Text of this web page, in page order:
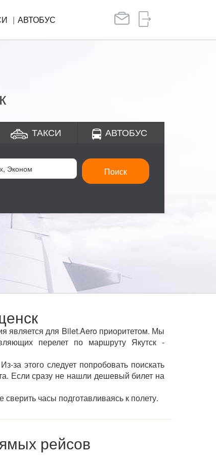
АВТОБУС
ТАКСИ АВТОБУС
Поиск
является для Bilet.Aero приоритетом. Мы
перелет по маршруту Якутск -
за этого следует попробовать поискать
Если сразу не нашли дешевый билет на
часы подготавливаясь к полету.
рейсов